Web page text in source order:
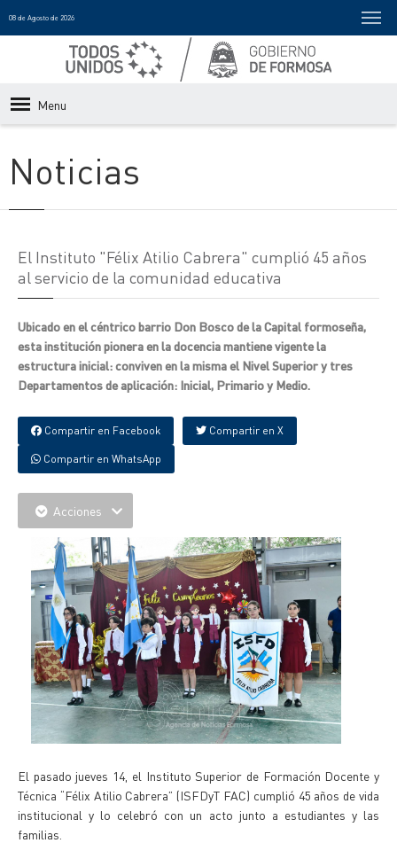
08 de Agosto de 2026
Menu
Noticias
El Instituto "Félix Atilio Cabrera" cumplió 45 años
al servicio de la comunidad educativa
Ubicado en el céntrico barrio Don Bosco de la Capital formoseña,
esta institución pionera en la docencia mantiene vigente la
estructura inicial: conviven en la misma el Nivel Superior y tres
Departamentos de aplicación: Inicial, Primario y Medio.
Compartir en Facebook Compartir en X
Compartir en WhatsApp
Acciones
El pasado jueves 14, el Instituto Superior de Formación Docente y
Técnica “Félix Atilio Cabrera” (ISFDyT FAC) cumplió 45 años de vida
institucional y lo celebró con un acto junto a estudiantes y las
familias.